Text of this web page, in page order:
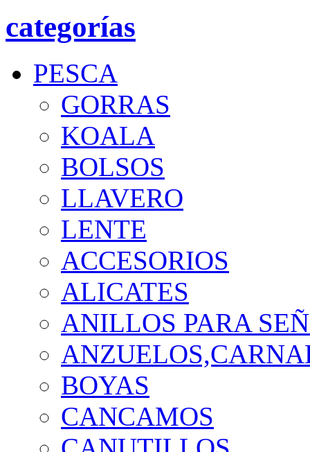
categorías
PESCA
GORRAS
KOALA
BOLSOS
LLAVERO
LENTE
ACCESORIOS
ALICATES
ANILLOS PARA
BOYAS
CANCAMOS